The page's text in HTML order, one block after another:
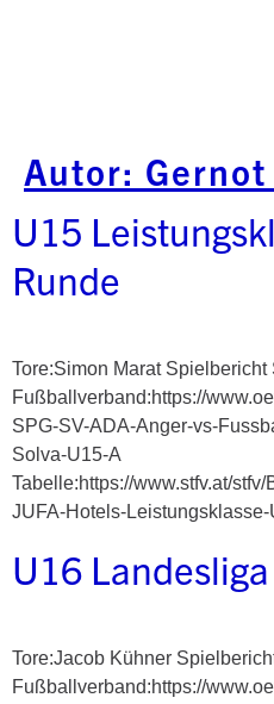
Autor:
U15
Runde
Tore:Simon Marat Spielbericht
Fußballverband:https://
SPG-SV-ADA-Anger-vs-
Solva-U15-A
Tabelle:https://www.stfv.at/
JUFA-Hotels-Leistungsklasse-
U16
Tore:Jacob Kühner
Fußballverband:https://